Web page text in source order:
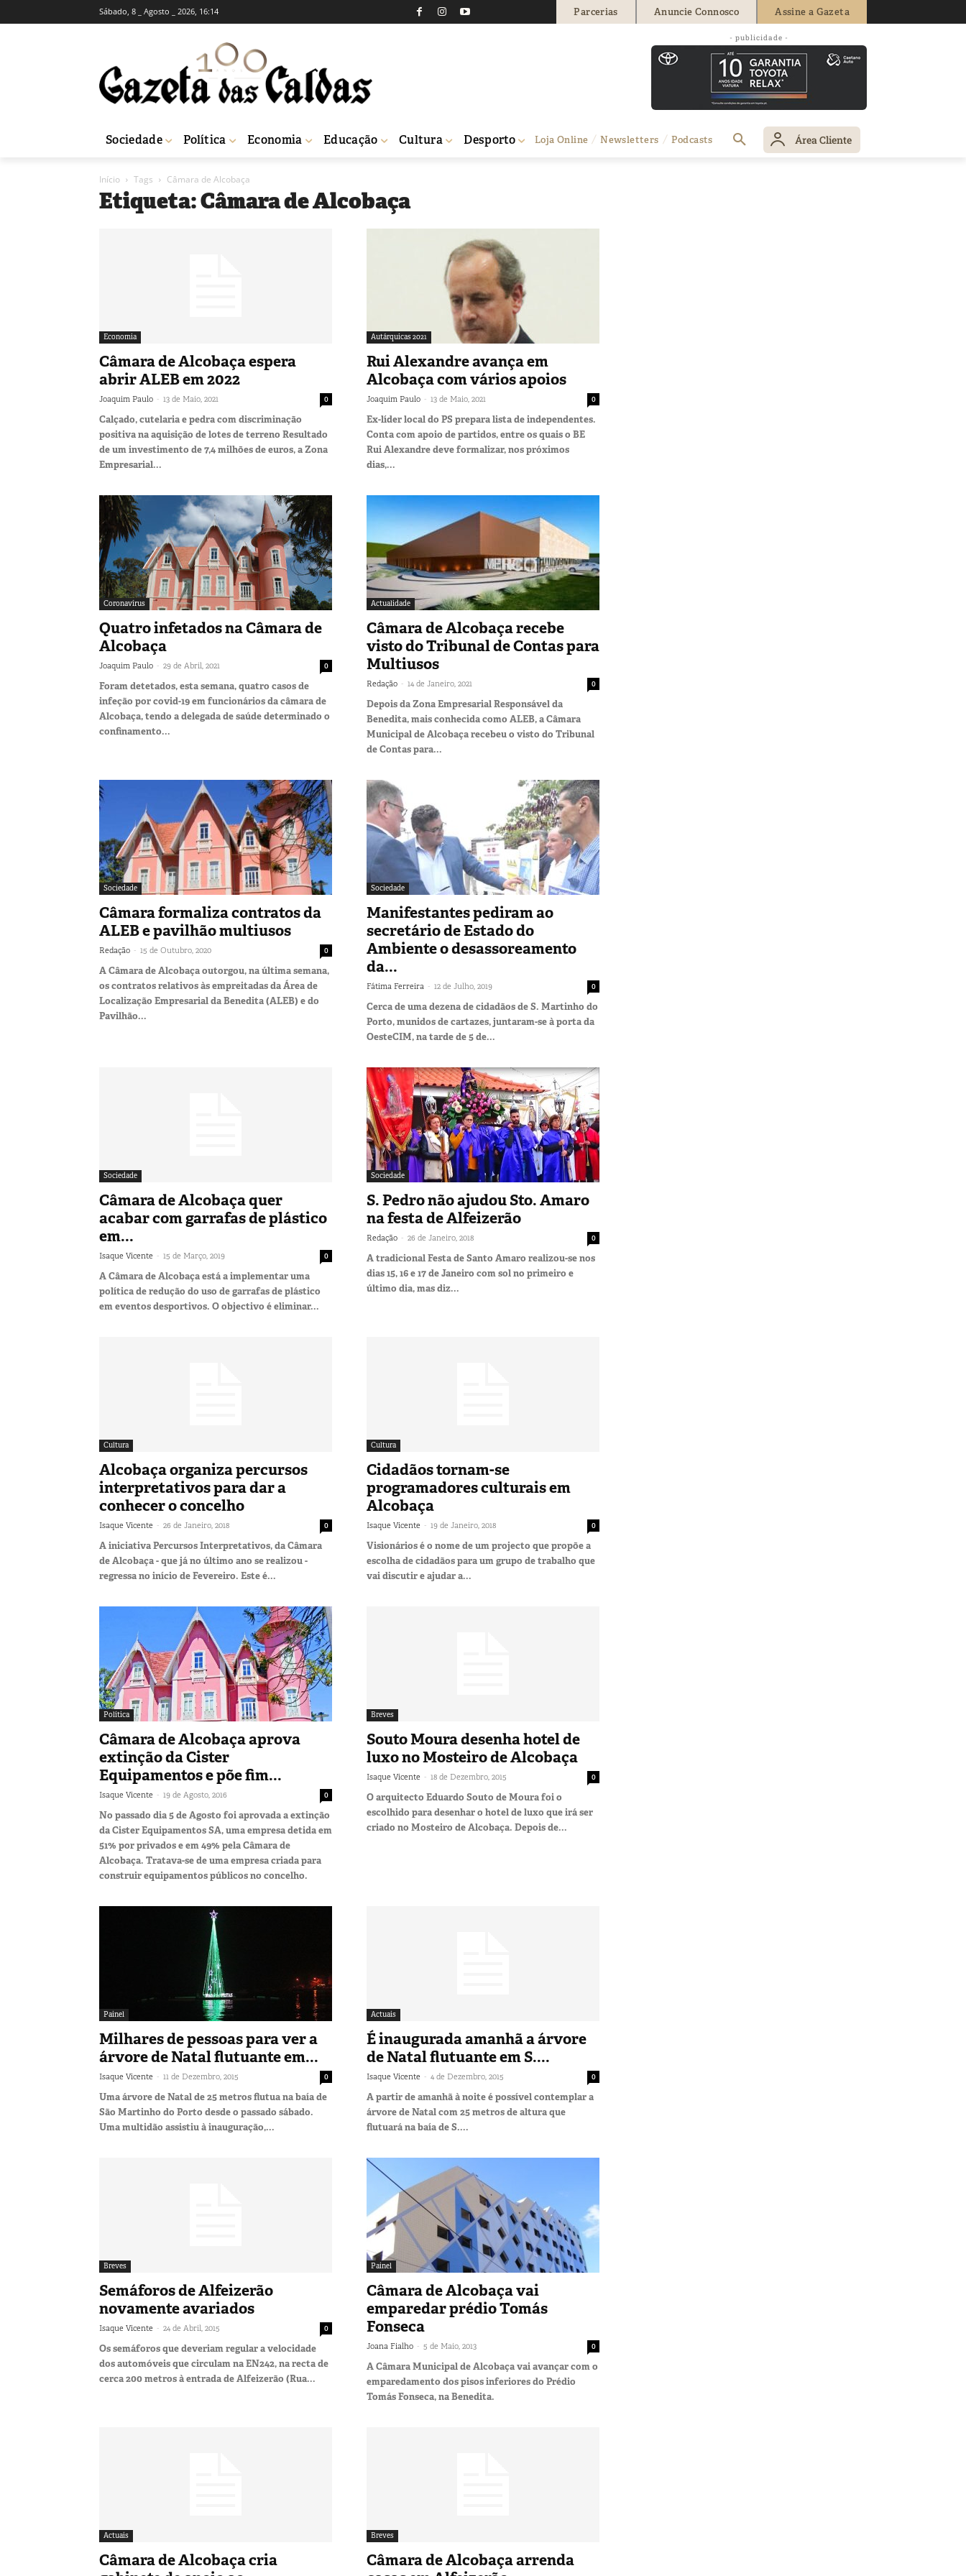
Sábado, 8 _ Agosto _ 2026, 16:14 Parcerias Anuncie Connosco Assine a Gazeta
- publicidade -
Sociedade Política Economia Educação Cultura Desporto Loja Online Newsletters Podcasts Área Cliente
Início Tags Câmara de Alcobaça
Etiqueta: Câmara de Alcobaça
Economia
Câmara de Alcobaça espera
abrir ALEB em 2022
Joaquim Paulo - 13 de Maio, 2021 0
Calçado, cutelaria e pedra com discriminação
positiva na aquisição de lotes de terreno Resultado
de um investimento de 7,4 milhões de euros, a Zona
Empresarial...
Autárquicas 2021
Rui Alexandre avança em
Alcobaça com vários apoios
Joaquim Paulo - 13 de Maio, 2021 0
Ex-líder local do PS prepara lista de independentes.
Conta com apoio de partidos, entre os quais o BE
Rui Alexandre deve formalizar, nos próximos
dias,...
Coronavírus
Quatro infetados na Câmara de
Alcobaça
Joaquim Paulo - 29 de Abril, 2021 0
Foram detetados, esta semana, quatro casos de
infeção por covid-19 em funcionários da câmara de
Alcobaça, tendo a delegada de saúde determinado o
confinamento...
Actualidade
Câmara de Alcobaça recebe
visto do Tribunal de Contas para
Multiusos
Redação - 14 de Janeiro, 2021 0
Depois da Zona Empresarial Responsável da
Benedita, mais conhecida como ALEB, a Câmara
Municipal de Alcobaça recebeu o visto do Tribunal
de Contas para...
Sociedade
Câmara formaliza contratos da
ALEB e pavilhão multiusos
Redação - 15 de Outubro, 2020 0
A Câmara de Alcobaça outorgou, na última semana,
os contratos relativos às empreitadas da Área de
Localização Empresarial da Benedita (ALEB) e do
Pavilhão...
Sociedade
Manifestantes pediram ao
secretário de Estado do
Ambiente o desassoreamento
da...
Fátima Ferreira - 12 de Julho, 2019 0
Cerca de uma dezena de cidadãos de S. Martinho do
Porto, munidos de cartazes, juntaram-se à porta da
OesteCIM, na tarde de 5 de...
Sociedade
Câmara de Alcobaça quer
acabar com garrafas de plástico
em...
Isaque Vicente - 15 de Março, 2019 0
A Câmara de Alcobaça está a implementar uma
política de redução do uso de garrafas de plástico
em eventos desportivos. O objectivo é eliminar...
Sociedade
S. Pedro não ajudou Sto. Amaro
na festa de Alfeizerão
Redação - 26 de Janeiro, 2018 0
A tradicional Festa de Santo Amaro realizou-se nos
dias 15, 16 e 17 de Janeiro com sol no primeiro e
último dia, mas diz...
Cultura
Alcobaça organiza percursos
interpretativos para dar a
conhecer o concelho
Isaque Vicente - 26 de Janeiro, 2018 0
A iniciativa Percursos Interpretativos, da Câmara
de Alcobaça - que já no último ano se realizou -
regressa no início de Fevereiro. Este é...
Cultura
Cidadãos tornam-se
programadores culturais em
Alcobaça
Isaque Vicente - 19 de Janeiro, 2018 0
Visionários é o nome de um projecto que propõe a
escolha de cidadãos para um grupo de trabalho que
vai discutir e ajudar a...
Política
Câmara de Alcobaça aprova
extinção da Cister
Equipamentos e põe fim...
Isaque Vicente - 19 de Agosto, 2016 0
No passado dia 5 de Agosto foi aprovada a extinção
da Cister Equipamentos SA, uma empresa detida em
51% por privados e em 49% pela Câmara de
Alcobaça. Tratava-se de uma empresa criada para
construir equipamentos públicos no concelho.
Breves
Souto Moura desenha hotel de
luxo no Mosteiro de Alcobaça
Isaque Vicente - 18 de Dezembro, 2015 0
O arquitecto Eduardo Souto de Moura foi o
escolhido para desenhar o hotel de luxo que irá ser
criado no Mosteiro de Alcobaça. Depois de...
Painel
Milhares de pessoas para ver a
árvore de Natal flutuante em...
Isaque Vicente - 11 de Dezembro, 2015 0
Uma árvore de Natal de 25 metros flutua na baía de
São Martinho do Porto desde o passado sábado.
Uma multidão assistiu à inauguração,...
Actuais
É inaugurada amanhã a árvore
de Natal flutuante em S....
Isaque Vicente - 4 de Dezembro, 2015 0
A partir de amanhã à noite é possível contemplar a
árvore de Natal com 25 metros de altura que
flutuará na baía de S....
Breves
Semáforos de Alfeizerão
novamente avariados
Isaque Vicente - 24 de Abril, 2015 0
Os semáforos que deveriam regular a velocidade
dos automóveis que circulam na EN242, na recta de
cerca 200 metros à entrada de Alfeizerão (Rua...
Painel
Câmara de Alcobaça vai
emparedar prédio Tomás
Fonseca
Joana Fialho - 5 de Maio, 2013 0
A Câmara Municipal de Alcobaça vai avançar com o
emparedamento dos pisos inferiores do Prédio
Tomás Fonseca, na Benedita.
Actuais
Câmara de Alcobaça cria
Breves
Câmara de Alcobaça arrenda